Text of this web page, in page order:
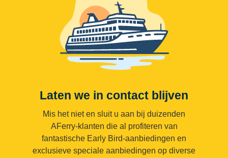
Laten we in contact blijven
Mis het niet en sluit u aan bij duizenden
AFerry-klanten die al profiteren van
fantastische Early Bird-aanbiedingen en
exclusieve speciale aanbiedingen op diverse